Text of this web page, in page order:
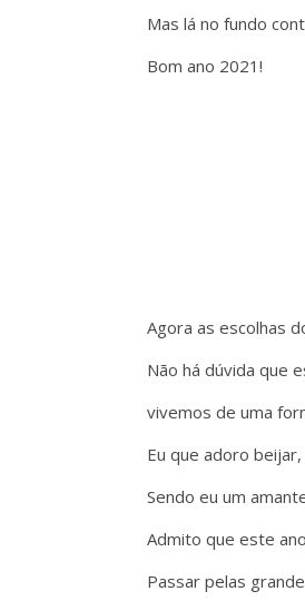
Mas lá no fundo
Bom ano 2021!
Agora as escolhas
Não há dúvida que
vivemos de uma
Eu que adoro
Sendo eu um
Admito que este
Passar pelas